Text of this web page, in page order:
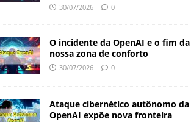
30/07/2026 0
O incidente da OpenAI e o fim da
nossa zona de conforto
30/07/2026 0
Ataque cibernético autônomo da
OpenAI expõe nova fronteira